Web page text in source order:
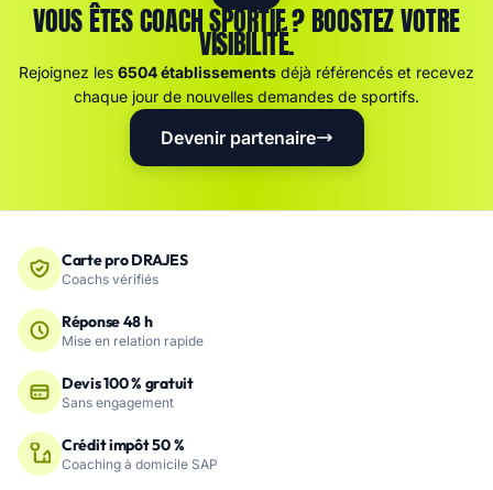
VOUS ÊTES COACH SPORTIF ? BOOSTEZ VOTRE
VISIBILITÉ.
Rejoignez les 6504 établissements déjà référencés et recevez
chaque jour de nouvelles demandes de sportifs.
Devenir partenaire
Carte pro DRAJES
Coachs vérifiés
Réponse 48 h
Mise en relation rapide
Devis 100 % gratuit
Sans engagement
Crédit impôt 50 %
Coaching à domicile SAP